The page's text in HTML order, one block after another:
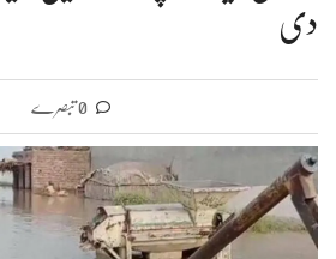
دی
0 تبصرے